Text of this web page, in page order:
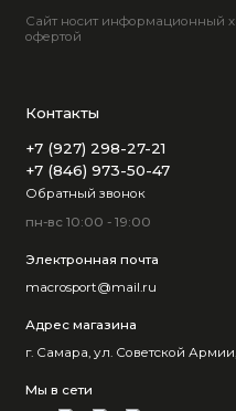
Сайт носит информационный
офертой
Контакты
+7 (927) 298-27-21
+7 (846) 973-50-47
Обратный звонок
пн-вс 10:00 - 19:00
Электронная почта
macrosport@mail.ru
Адрес магазина
г. Самара, ул. Советской
Мы в сети